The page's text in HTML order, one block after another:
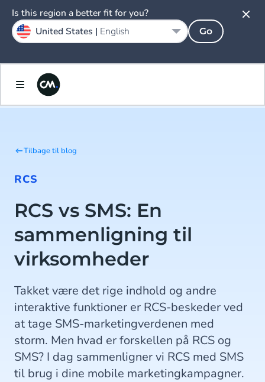
Tilbage til blog
RCS
RCS vs SMS: En
sammenligning til
virksomheder
Takket være det rige indhold og andre
interaktive funktioner er RCS-beskeder ved
at tage SMS-marketingverdenen med
storm. Men hvad er forskellen på RCS og
SMS? I dag sammenligner vi RCS med SMS
til brug i dine mobile marketingkampagner.
Is this region a better fit for you?
United States | English Go